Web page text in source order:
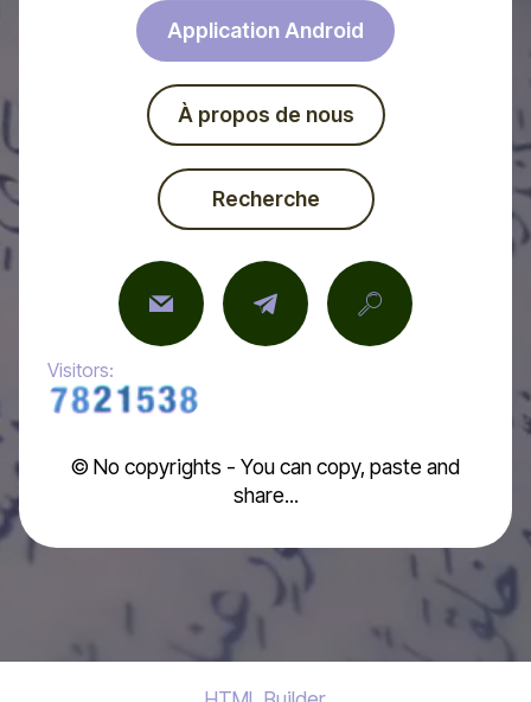
Application Android
À propos de nous
Recherche
Visitors:
© No copyrights - You can copy, paste and
share...